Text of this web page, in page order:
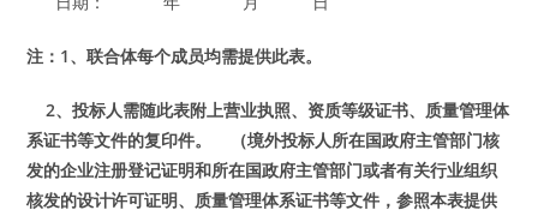
注：1、联合体每个成员均需提供此表。
2、投标人需随此表附上营业执照、 资质等级证书、 质量管理体
系证书等文件的复印件。 （境外投标人所在国政府主管部门核
发的企业注册登记证明和所在国政府主管部门或者有关行业组织
核发的设计许可证明、 质量管理体系证书等文件，参照本表提供